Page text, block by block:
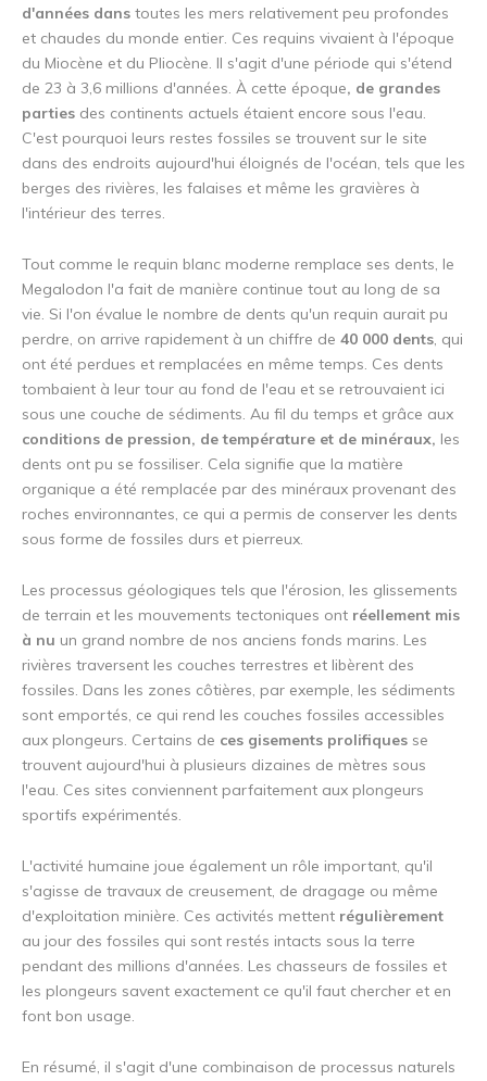
d'années dans toutes les mers relativement peu profondes
et chaudes du monde entier. Ces requins vivaient à l'époque
du Miocène et du Pliocène. Il s'agit d'une période qui s'étend
de 23 à 3,6 millions d'années. À cette époque, de grandes
parties des continents actuels étaient encore sous l'eau.
C'est pourquoi leurs restes fossiles se trouvent sur le site
dans des endroits aujourd'hui éloignés de l'océan, tels que les
berges des rivières, les falaises et même les gravières à
l'intérieur des terres.
Tout comme le requin blanc moderne remplace ses dents, le
Megalodon l'a fait de manière continue tout au long de sa
vie. Si l'on évalue le nombre de dents qu'un requin aurait pu
perdre, on arrive rapidement à un chiffre de 40 000 dents, qui
ont été perdues et remplacées en même temps. Ces dents
tombaient à leur tour au fond de l'eau et se retrouvaient ici
sous une couche de sédiments. Au fil du temps et grâce aux
conditions de pression, de température et de minéraux, les
dents ont pu se fossiliser. Cela signifie que la matière
organique a été remplacée par des minéraux provenant des
roches environnantes, ce qui a permis de conserver les dents
sous forme de fossiles durs et pierreux.
Les processus géologiques tels que l'érosion, les glissements
de terrain et les mouvements tectoniques ont réellement mis
à nu un grand nombre de nos anciens fonds marins. Les
rivières traversent les couches terrestres et libèrent des
fossiles. Dans les zones côtières, par exemple, les sédiments
sont emportés, ce qui rend les couches fossiles accessibles
aux plongeurs. Certains de ces gisements prolifiques se
trouvent aujourd'hui à plusieurs dizaines de mètres sous
l'eau. Ces sites conviennent parfaitement aux plongeurs
sportifs expérimentés.
L'activité humaine joue également un rôle important, qu'il
s'agisse de travaux de creusement, de dragage ou même
d'exploitation minière. Ces activités mettent régulièrement
au jour des fossiles qui sont restés intacts sous la terre
pendant des millions d'années. Les chasseurs de fossiles et
les plongeurs savent exactement ce qu'il faut chercher et en
font bon usage.
En résumé, il s'agit d'une combinaison de processus naturels